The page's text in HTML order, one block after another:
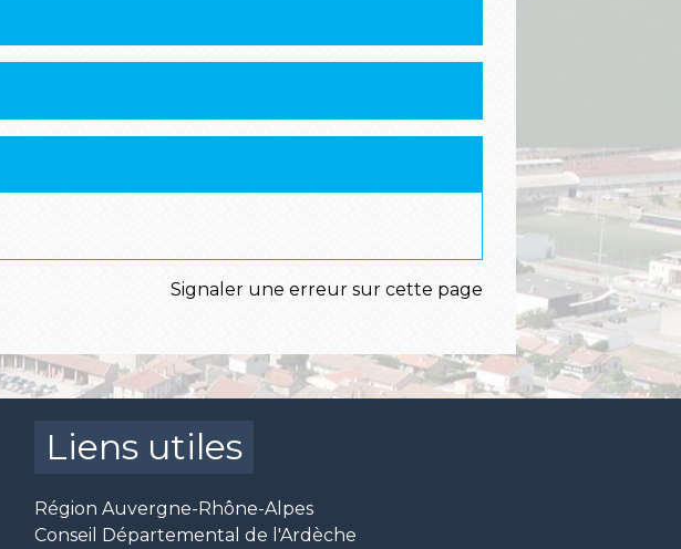
Signaler une erreur sur cette page
Liens utiles
Région Auvergne-Rhône-Alpes
Conseil Départemental de l'Ardèche